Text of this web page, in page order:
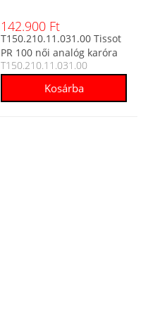
142.900 Ft
T150.210.11.031.00 Tissot
PR 100 női analóg karóra
T150.210.11.031.00